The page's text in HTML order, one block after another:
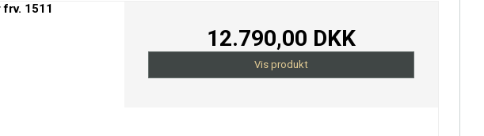
frv. 1511
12.790,00 DKK
Vis produkt